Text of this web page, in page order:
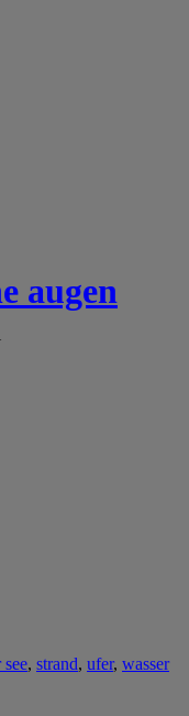
augen
see, strand, ufer, wasser